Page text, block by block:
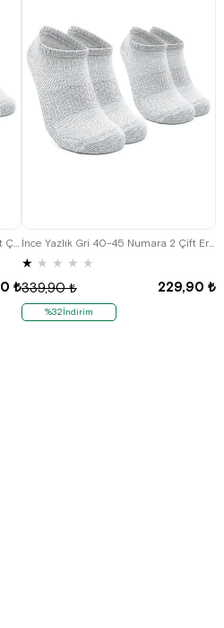
İnce Yazlık Gri 36-40 Numara 2 Çift Çocuk Bilek Çorap
₺
İnce Yazlık Gri 40-45 Numara 2 Çift Erkek Bilek Çorap
★ ★ ★ ★ ★
229,90 ₺
339,90 ₺
%32İndirim